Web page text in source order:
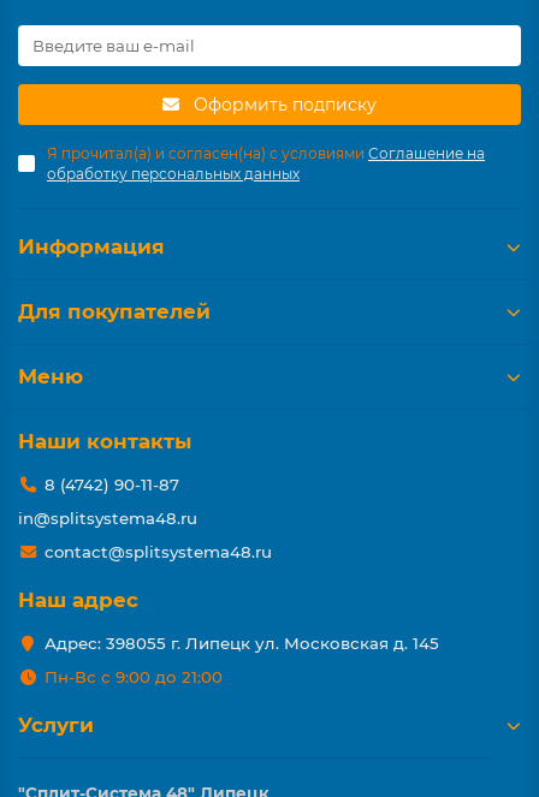
Оформить подписку
Я прочитал(а) и согласен(на) с условиями Соглашение на
обработку персональных данных
Информация
Для покупателей
Меню
Наши контакты
8 (4742) 90-11-87
in@splitsystema48.ru
contact@splitsystema48.ru
Наш адрес
Адрес: 398055 г. Липецк ул. Московская д. 145
Пн-Вс с 9:00 до 21:00
Услуги